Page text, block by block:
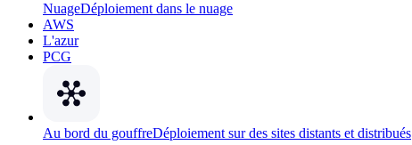
NuageDéploiement dans le nuage
AWS
L'azur
PCG
Au bord du gouffreDéploiement sur des sites distants et distribués